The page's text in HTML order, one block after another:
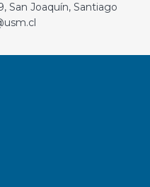
San Joaquín, Santiago